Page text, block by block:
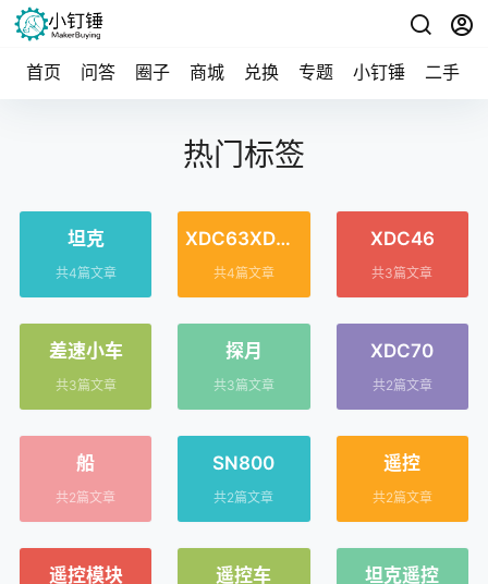
首页 问答 圈子 商城 兑换 专题 小钉锤 二手
热门标签
坦克
共4篇文章
XDC63XDC6
4
共4篇文章
XDC46
共3篇文章
差速小车
共3篇文章
探月
共3篇文章
XDC70
共2篇文章
船
共2篇文章
SN800
共2篇文章
遥控
共2篇文章
遥控模块 遥控车 坦克遥控